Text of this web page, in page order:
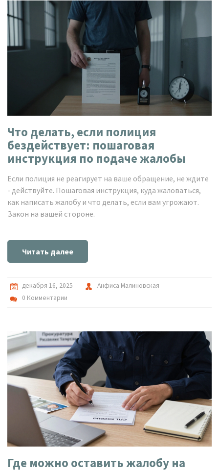
Что делать, если полиция
бездействует: пошаговая
инструкция по подаче жалобы
Если полиция не реагирует на ваше обращение, не ждите
- действуйте. Пошаговая инструкция, куда жаловаться,
как написать жалобу и что делать, если вам угрожают.
Закон на вашей стороне.
Читать далее
декабря 16, 2025
Анфиса Малиновская
0 Комментарии
Где можно оставить жалобу на